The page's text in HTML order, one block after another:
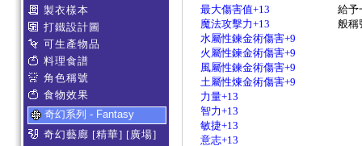
製衣樣本
打鐵設計圖
可生產物品
料理食譜
角色稱號
食物效果
奇幻系列 - Fantasy
奇幻藝廊 [精華] [廣場]
最大傷害值+13
魔法攻擊力+13
水屬性鍊金術傷害+9
火屬性鍊金術傷害+9
風屬性鍊金術傷害+9
土屬性煉金術傷害+9
力量+13
智力+13
敏捷+13
意志+13
給予
般稱